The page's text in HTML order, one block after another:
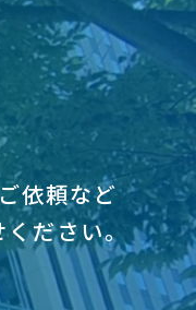
依頼など
ださい｡